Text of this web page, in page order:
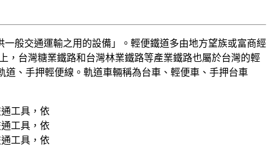
般交通運輸之用的設備」。輕便鐵道多由地方望族或富商經
，台灣糖業鐵路和台灣林業鐵路等產業鐵路也屬於台灣的輕
、手押輕便線。軌道車輛稱為台車、輕便車、手押台車